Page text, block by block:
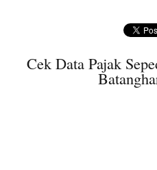
Cek Data Pajak